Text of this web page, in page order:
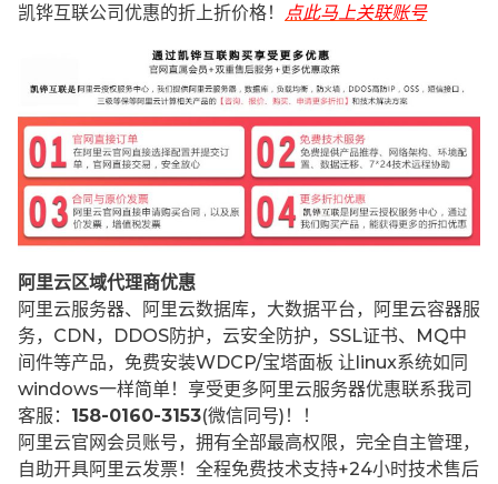
凯铧互联公司优惠的折上折价格！
点此马上关联账号
阿里云区域代理商优惠
阿里云服务器、阿里云数据库，大数据平台，阿里云容器服
务，CDN，DDOS防护，云安全防护，SSL证书、MQ中
间件等产品，免费安装WDCP/宝塔面板 让 linux系统如同
windows一样简单！享受更多阿里云服务器优惠联系我司
客服： 158-0160-3153(微信同号)！！
阿里云官网会员账号，拥有全部最高权限，完全自主管理，
自助开具阿里云发票！全程免费技术支持+24小时技术售后